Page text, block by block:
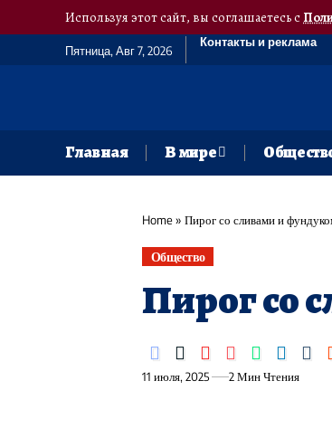
Используя этот сайт, вы соглашаетесь с
Пятница, Авг 7, 2026
Контакты и реклама
Главная В мире
Home» Пирог со сливами и
Общество
Пирог со
11 июля, 2025 2 Мин Чтения